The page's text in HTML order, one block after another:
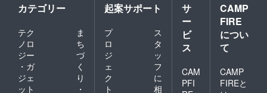
カテゴリー
テク
ノロ
ジー
・ガ
ジェ
ット
ま
ち
づ
く
り
・
起案サポート
プ
ロ
ジ
ェ
ク
ト
ス
タ
ッ
フ
に
相
サ
ー
ビ
ス
CAM
PFI
CAMP
FIRE
につい
て
CAMP
FIREと